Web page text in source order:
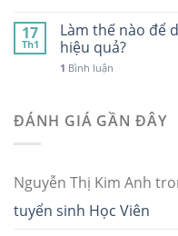
17
Th1
Làm thế nào để
hiệu quả?
1 Bình luận
ĐÁNH GIÁ GẦN ĐÂY
Nguyễn Thị Kim Anh
tuyển sinh Học Viên